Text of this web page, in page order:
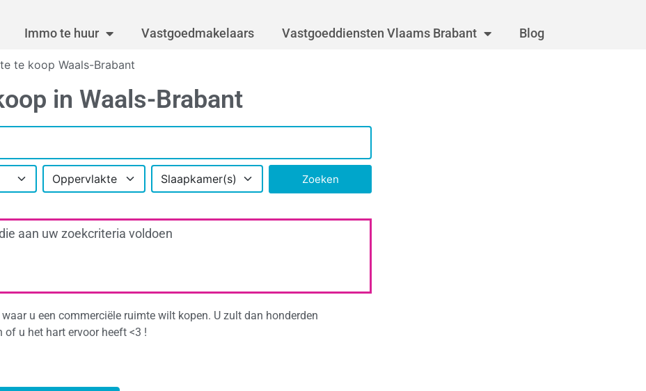
Immo te huur Vastgoedmakelaars Vastgoeddiensten Vlaams Brabant Blog
te koop Waals-Brabant
in Waals-Brabant
Oppervlakte Slaapkamer(s) Zoeken
aan uw zoekcriteria voldoen
u een commerciële ruimte wilt kopen. U zult dan honderden
of u het hart ervoor heeft <3 !